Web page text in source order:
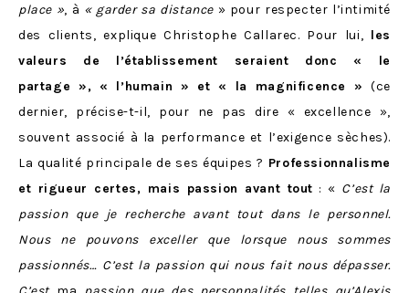
place », à « garder sa distance» pour respecter l’intimité
des clients, explique Christophe Callarec. Pour lui, les
valeurs de l’établissement seraient donc « le
partage », « l’humain » et « la magnificence »(ce
dernier, précise-t-il, pour ne pas dire « excellence »,
souvent associé à la performance et l’exigence sèches).
La qualité principale de ses équipes ? Professionnalisme
et rigueur certes, mais passion avant tout : « C’est la
passion que je recherche avant tout dans le personnel.
Nous ne pouvons exceller que lorsque nous sommes
passionnés… C’est la passion qui nous fait nous dépasser.